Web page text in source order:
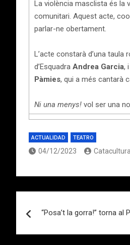
La violència masclista és la
comunitari. Aquest acte,
parlar-ne obertament.
L’acte constarà d’una
d’Esquadra Andrea Garcia,
Pàmies, qui a més cantarà
Ni una menys! vol ser una
ACTUALIDAD TEATRO
04/12/2023 Catacultural
de
“Posa’t la gorra!” torna al